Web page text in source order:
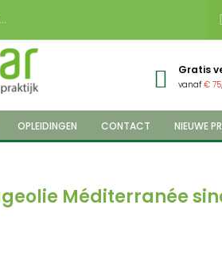
Gratis
vanaf€
OPLEIDINGEN CONTACT NIEUWE
Méditerranée